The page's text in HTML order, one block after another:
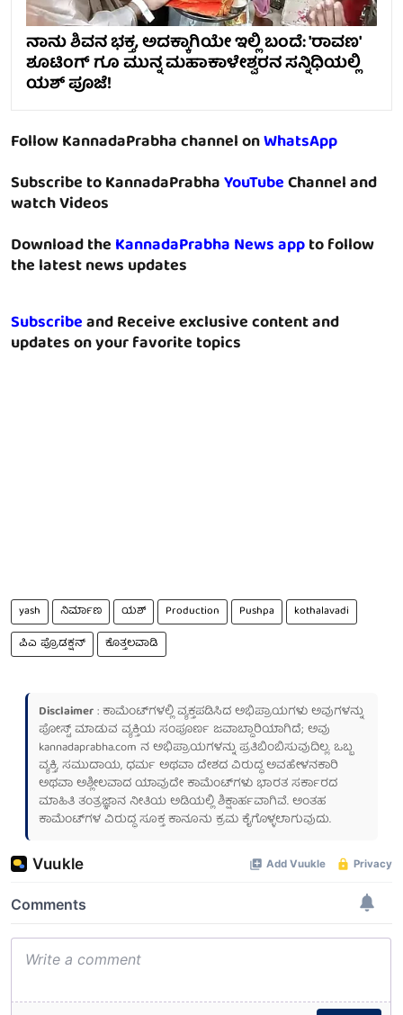
ನಾನು ಶಿವನ ಭಕ್ತ, ಅದಕ್ಕಾಗಿಯೇ ಇಲ್ಲಿ ಬಂದೆ: 'ರಾವಣ'
ಶೂಟಿಂಗ್ ಗೂ ಮುನ್ನ ಮಹಾಕಾಳೇಶ್ವರನ ಸನ್ನಿಧಿಯಲ್ಲಿ
ಯಶ್ ಪೂಜೆ!
Follow KannadaPrabha channel onWhatsApp
Subscribe to KannadaPrabhaYouTubeChannel and
watch Videos
Download theKannadaPrabha News appto follow
the latest news updates
Subscribeand Receive exclusive content and
updates on your favorite topics
yash ನಿರ್ಮಾಣ ಯಶ್ Production Pushpa
kothalavadi
ಪಿಎ ಪ್ರೊಡಕ್ಷನ್
ಕೊತ್ತಲವಾಡಿ
Disclaimer: ಕಾಮೆಂಟ್‌ಗಳಲ್ಲಿ ವ್ಯಕ್ತಪಡಿಸಿದ ಅಭಿಪ್ರಾಯಗಳು ಅವುಗಳನ್ನು
ಪೋಸ್ಟ್ ಮಾಡುವ ವ್ಯಕ್ತಿಯ ಸಂಪೂರ್ಣ ಜವಾಬ್ದಾರಿಯಾಗಿದೆ; ಅವು
kannadaprabha.com ನ ಅಭಿಪ್ರಾಯಗಳನ್ನು ಪ್ರತಿಬಿಂಬಿಸುವುದಿಲ್ಲ. ಒಬ್ಬ
ವ್ಯಕ್ತಿ, ಸಮುದಾಯ, ಧರ್ಮ ಅಥವಾ ದೇಶದ ವಿರುದ್ಧ ಅವಹೇಳನಕಾರಿ
ಅಥವಾ ಅಶ್ಲೀಲವಾದ ಯಾವುದೇ ಕಾಮೆಂಟ್‌ಗಳು ಭಾರತ ಸರ್ಕಾರದ
ಮಾಹಿತಿ ತಂತ್ರಜ್ಞಾನ ನೀತಿಯ ಅಡಿಯಲ್ಲಿ ಶಿಕ್ಷಾರ್ಹವಾಗಿವೆ. ಅಂತಹ
ಕಾಮೆಂಟ್‌ಗಳ ವಿರುದ್ಧ ಸೂಕ್ತ ಕಾನೂನು ಕ್ರಮ ಕೈಗೊಳ್ಳಲಾಗುವುದು.